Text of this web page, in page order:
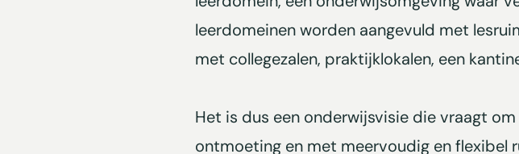
leerdomeinen worden aangevuld met
met collegezalen, praktijklokalen, een
Het is dus een onderwijsvisie die vraagt
ontmoeting en met meervoudig en flexibel